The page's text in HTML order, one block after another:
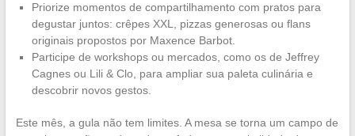
Priorize momentos de compartilhamento com pratos para
degustar juntos: crêpes XXL, pizzas generosas ou flans
originais propostos por Maxence Barbot.
Participe de workshops ou mercados, como os de Jeffrey
Cagnes ou Lili & Clo, para ampliar sua paleta culinária e
descobrir novos gestos.
Este mês, a gula não tem limites. A mesa se torna um campo de